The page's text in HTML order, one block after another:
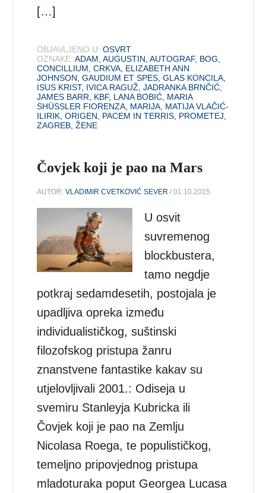
[…]
OBJAVLJENO U: OSVRT
OZNAKE: ADAM,AUGUSTIN,AUTOGRAF, BOG,
CONCILLIUM,CRKVA, ELIZABETH ANN
JOHNSON,GAUDIUM ET SPES,GLAS KONCILA,
ISUS KRIST, IVICA RAGUŽ,JADRANKA BRNČIĆ,
JAMES BARR, KBF, LANA BOBIĆ, MARIA
SHÜSSLER FIORENZA, MARIJA, MATIJA VLAČIĆ-
ILIRIK,ORIGEN, PACEM IN TERRIS, PROMETEJ,
ZAGREB,ŽENE
Čovjek koji je pao na Mars
AUTOR:VLADIMIR CVETKOVIĆ SEVER / 01.10.2015.
U osvit
suvremenog
blockbustera,
tamo negdje
potkraj sedamdesetih, postojala je
upadljiva opreka između
individualističkog, suštinski
filozofskog pristupa žanru
znanstvene fantastike kakav su
utjelovljivali 2001.: Odiseja u
svemiru Stanleyja Kubricka ili
Čovjek koji je pao na Zemlju
Nicolasa Roega, te populističkog,
temeljno pripovjednog pristupa
mladoturaka poput Georgea Lucasa